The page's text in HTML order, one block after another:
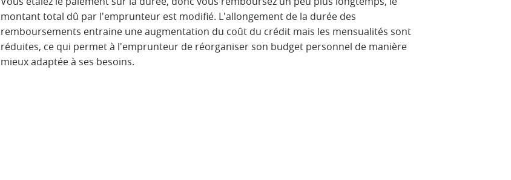
montant total dû par l'emprunteur est modifié. L'allongement de la durée des
remboursements entraine une augmentation du coût du crédit mais les mensualités sont
réduites, ce qui permet à l'emprunteur de réorganiser son budget personnel de manière
mieux adaptée à ses besoins.